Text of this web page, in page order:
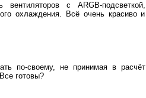
вентиляторов с ARGB-подсветкой,
охлаждения. Всё очень красиво и
по-своему, не принимая в расчёт
готовы?